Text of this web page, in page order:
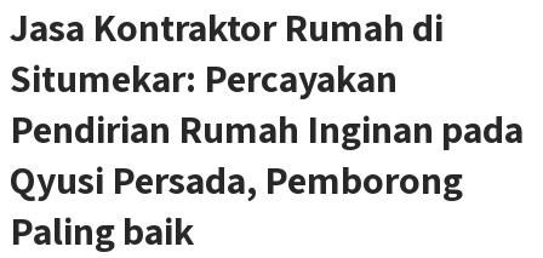
Jasa Kontraktor Rumah di
Situmekar: Percayakan
Pendirian Rumah Inginan pada
Qyusi Persada, Pemborong
Paling baik